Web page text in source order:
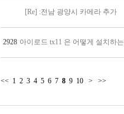
[Re] :전남 광양시 카메라 추가
2928 아이로드 tx11 은 어떻게 설치하
<< 1 2 3 4 5 6 7 8 9 10 > >>